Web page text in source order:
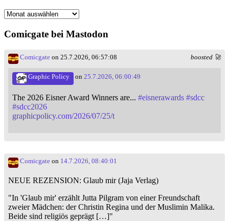
Monatsarchiv
Comicgate bei Mastodon
boosted 🚀
Comicgate on 25.7.2026, 06:57:08
Graphic Policy on 25.7.2026, 06:00:49
The 2026 Eisner Award Winners are... #eisnerawards #sdcc
#sdcc2026
graphicpolicy.com/2026/07/25/t
Comicgate on 14.7.2026, 08:40:01
NEUE REZENSION: Glaub mir (Jaja Verlag)
"In 'Glaub mir' erzählt Jutta Pilgram von einer Freundschaft
zweier Mädchen: der Christin Regina und der Muslimin Malika.
Beide sind religiös geprägt […]"